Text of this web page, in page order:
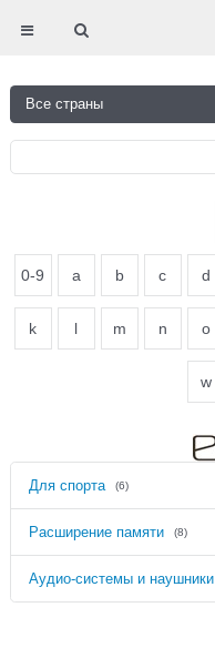
0-9 a b c d
k l m n o
w
Для спорта (6)
Расширение памяти (8)
Аудио-системы и наушники